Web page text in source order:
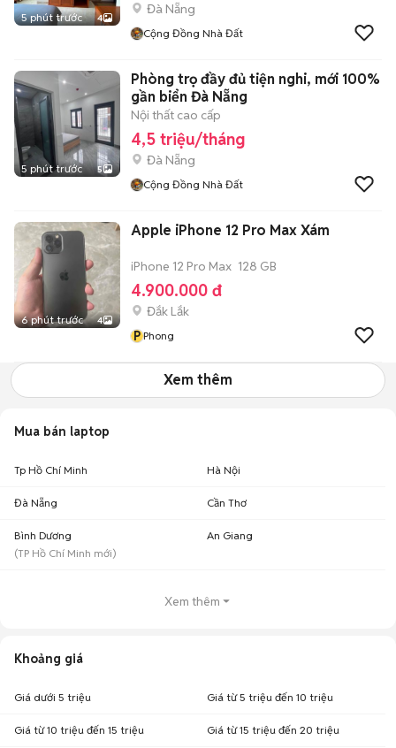
5 phút trước 4
Đà Nẵng
Cộng Đồng Nhà Đất
5 phút trước 5
Phòng trọ đầy đủ tiện nghi, mới 100%
gần biển Đà Nẵng
Nội thất cao cấp
4,5 triệu/tháng
Đà Nẵng
Cộng Đồng Nhà Đất
6 phút trước 4
Apple iPhone 12 Pro Max Xám
iPhone 12 Pro Max 128 GB
4.900.000 đ
Đắk Lắk
P Phong
Xem thêm
Mua bán laptop
Tp Hồ Chí Minh Hà Nội
Đà Nẵng Cần Thơ
Bình Dương
(TP Hồ Chí Minh mới)
An Giang
Xem thêm
Khoảng giá
Giá dưới 5 triệu Giá từ 5 triệu đến 10 triệu
Giá từ 10 triệu đến 15 triệu Giá từ 15 triệu đến 20 triệu